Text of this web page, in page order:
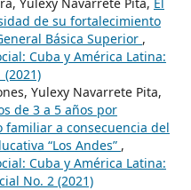
de su fortalecimiento
Básica Superior ,
Cuba y América Latina:
(2021)
Yulexy Navarrete Pita,
de 3 a 5 años por
a consecuencia del
“Los Andes” ,
Cuba y América Latina:
No. 2 (2021)